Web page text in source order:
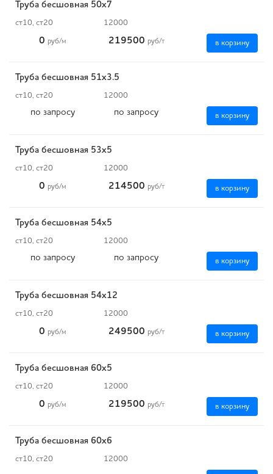
Труба бесшовная 50х7
ст10, ст20 12000
0 руб/м 219500 руб/т в корзину
Труба бесшовная 51х3.5
ст10, ст20 12000
по запросу по запросу в корзину
Труба бесшовная 53х5
ст10, ст20 12000
0 руб/м 214500 руб/т в корзину
Труба бесшовная 54х5
ст10, ст20 12000
по запросу по запросу в корзину
Труба бесшовная 54х12
ст10, ст20 12000
0 руб/м 249500 руб/т в корзину
Труба бесшовная 60х5
ст10, ст20 12000
0 руб/м 219500 руб/т в корзину
Труба бесшовная 60х6
ст10, ст20 12000